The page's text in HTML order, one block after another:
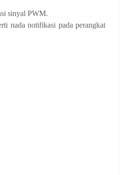
sinyal PWM.
nada notifikasi pada perangkat